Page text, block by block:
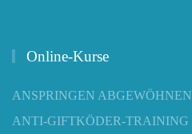
Online-Kurse
ANSPRINGEN ABGEWÖHNEN
ANTI-GIFTKÖDER-TRAINING